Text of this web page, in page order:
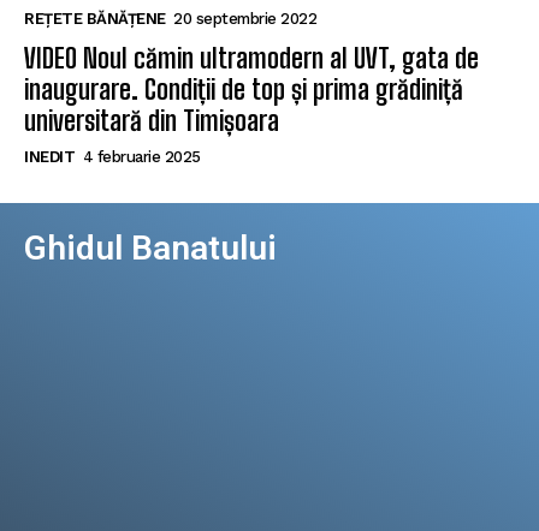
REȚETE BĂNĂȚENE 20 septembrie 2022
VIDEO Noul cămin ultramodern al UVT, gata de
inaugurare. Condiții de top și prima grădiniță
universitară din Timișoara
INEDIT 4 februarie 2025
Ghidul Banatului